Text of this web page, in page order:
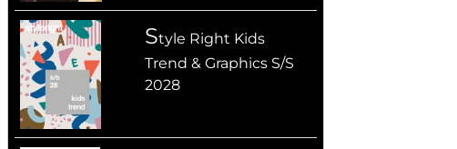
Style Right Kids
Trend & Graphics S/S
2028